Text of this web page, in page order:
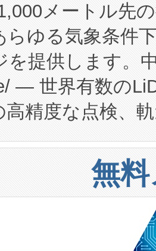
の費用負担を大
大幅に拡大する
Continuous
は、施設設計・
移転および知的
ニングカリキュ
用化段階におけ
び立ち上げ調整
のバイオ
品について、自
平）と、エンタ
は、日本にあ
貯蔵システム（
自のAI搭載プラ
入、運用に至る
し、確保する事
データセンター
きな負担をかけ
軽減という課題
速にし、ピーク
メートル先
らゆる気象条件
を提供します。
— 世界有数の
高精度な点検、
おけるバルク材
「Avia 2」を発
、1,000メート
を切り替えるこ
などの細かな対
無